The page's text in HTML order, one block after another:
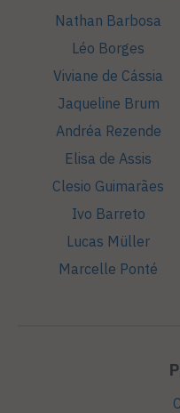
Nathan Barbosa
Léo Borges
Viviane de Cássia
Jaqueline Brum
Andréa Rezende
Elisa de Assis
Clesio Guimarães
Ivo Barreto
Lucas Müller
Marcelle Ponté